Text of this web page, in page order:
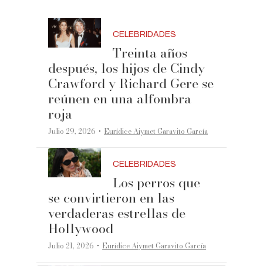
CELEBRIDADES
Treinta años
después, los hijos de Cindy
Crawford y Richard Gere se
reúnen en una alfombra
roja
Julio 29, 2026 ·Eurídice Aiymet Garavito García
CELEBRIDADES
Los perros que
se convirtieron en las
verdaderas estrellas de
Hollywood
Julio 21, 2026 ·Eurídice Aiymet Garavito García